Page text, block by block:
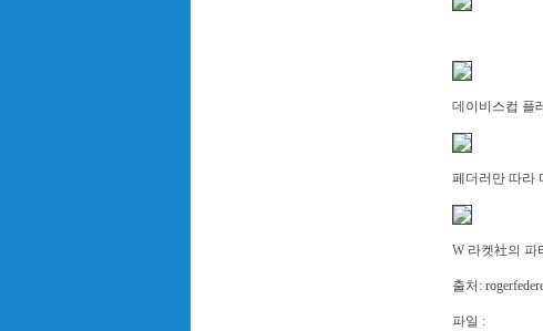
데이비스컵 플
페더러만 따라
W 라켓社의 파
출처:
파일 :